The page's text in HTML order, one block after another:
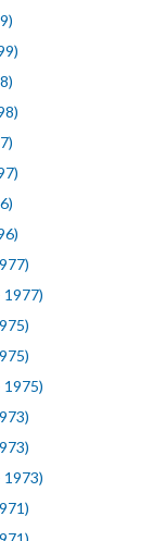
1977)
1975)
1973)